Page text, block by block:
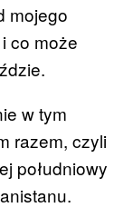
mojego
co może
w tym
razem, czyli
południowy